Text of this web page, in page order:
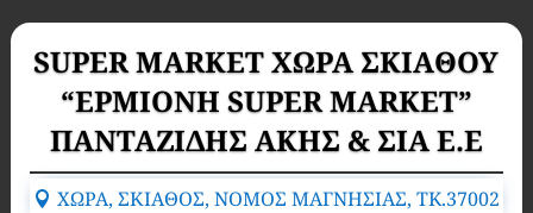
SUPER MARKET ΧΩΡΑ ΣΚΙΑΘΟΥ
“ΕΡΜΙΟΝΗ SUPER MARKET”
ΠΑΝΤΑΖΙΔΗΣ ΑΚΗΣ & ΣΙΑ Ε.Ε
ΧΩΡΑ, ΣΚΙΑΘΟΣ, ΝΟΜΟΣ ΜΑΓΝΗΣΙΑΣ, TK.37002